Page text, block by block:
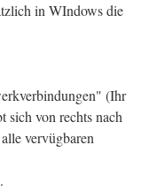
in WIndows die
(Ihr
sich von rechts nach
vervügbaren